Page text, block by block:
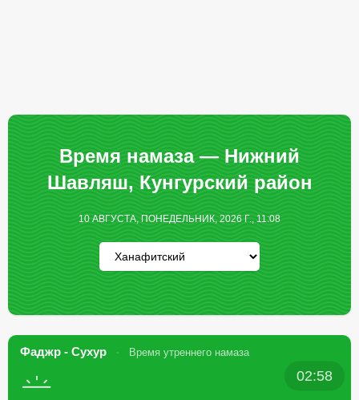
Время намаза — Нижний
Шавляш, Кунгурский район
10 АВГУСТА, ПОНЕДЕЛЬНИК, 2026 Г., 11:08
Фаджр - Сухур Время утреннего намаза
02:58